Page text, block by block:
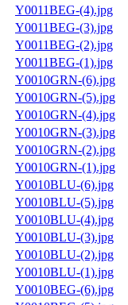
Y0011BEG-(4).jpg
Y0011BEG-(3).jpg
Y0011BEG-(2).jpg
Y0011BEG-(1).jpg
Y0010GRN-(6).jpg
Y0010GRN-(5).jpg
Y0010GRN-(4).jpg
Y0010GRN-(3).jpg
Y0010GRN-(2).jpg
Y0010GRN-(1).jpg
Y0010BLU-(6).jpg
Y0010BLU-(5).jpg
Y0010BLU-(4).jpg
Y0010BLU-(3).jpg
Y0010BLU-(2).jpg
Y0010BLU-(1).jpg
Y0010BEG-(6).jpg